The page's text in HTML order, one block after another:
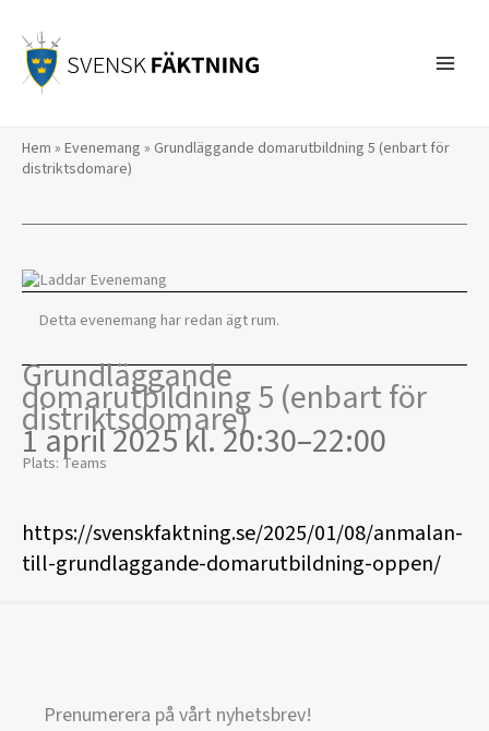
innehåll
Hem » Evenemang » Grundläggande domarutbildning 5 (enbart för
distriktsdomare)
Detta evenemang har redan ägt rum.
Grundläggande
domarutbildning 5 (enbart för
distriktsdomare)
1 april 2025 kl. 20:30–22:00
Plats: Teams
https://svenskfaktning.se/2025/01/08/anmalan-
till-grundlaggande-domarutbildning-oppen/
Prenumerera på vårt nyhetsbrev!